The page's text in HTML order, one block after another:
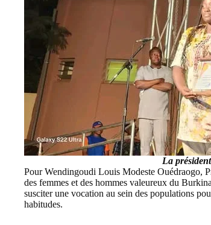
La
Pour Wendingoudi Louis Modeste Ouédraogo,
des femmes et des hommes valeureux du
susciter une vocation au sein des populations
habitudes.